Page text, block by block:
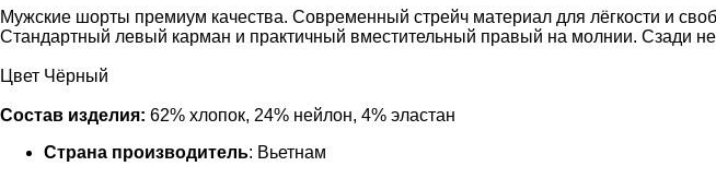
Мужские шорты премиум качества. Современный стрейч материал для лёгкости и
Стандартный левый карман и практичный вместительный правый на молнии. Сзади
Цвет Чёрный
Состав изделия: 62% хлопок, 24% нейлон, 4% эластан
Страна производитель: Вьетнам